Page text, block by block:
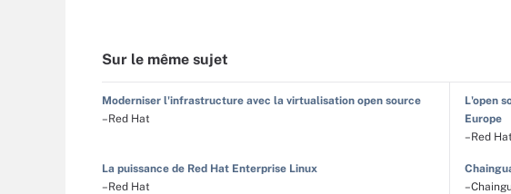
Sur le même sujet
Moderniser l'infrastructure avec la virtualisation open source
–Red Hat
L'open
Europe
–Red Hat
La puissance de Red Hat Enterprise Linux
–Red Hat